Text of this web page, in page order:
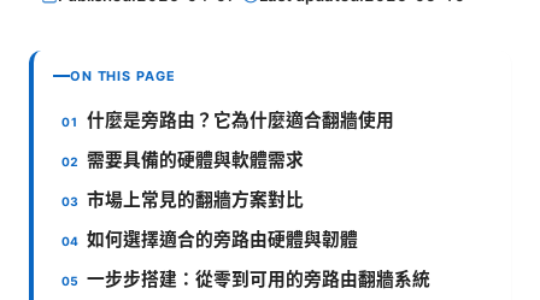
ON THIS PAGE
什麼是旁路由？它為什麼適合翻牆使用
需要具備的硬體與軟體需求
市場上常見的翻牆方案對比
如何選擇適合的旁路由硬體與韌體
一步步搭建：從零到可用的旁路由翻牆系統